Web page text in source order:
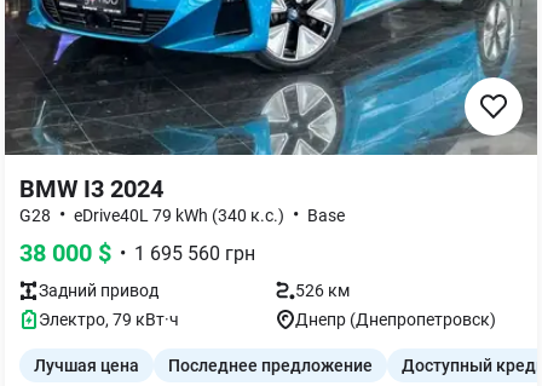
BMW I3 2024
G28 • eDrive40L 79 kWh (340 к.с.) • Base
38 000 $ • 1 695 560 грн
Задний привод
526 км
Электро, 79 кВт·ч Днепр (Днепропетровск)
Лучшая цена Последнее предложение Доступный